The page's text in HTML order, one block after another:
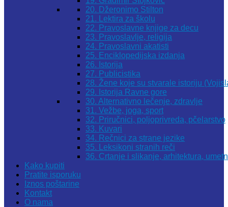
20. Džeronimo Stilton
21. Lektira za školu
22. Pravoslavne knjige za decu
23. Pravoslavlje, religija
24. Pravoslavni akatisti
25. Enciklopedijska izdanja
26. Istorija
27. Publicistika
28. Žene koje su stvarale istoriju
29. Istorija Ravne gore
30. Alternativno lečenje, zdravlje
31. Vežbe, joga, sport
32. Priručnici, poljoprivreda, pčelarstvo
33. Kuvari
34. Rečnici za strane jezike
35. Leksikoni stranih reči
36. Crtanje i slikanje, arhitektura,
Kako kupiti
Pratite isporuku
Iznos poštarine
Kontakt
O nama